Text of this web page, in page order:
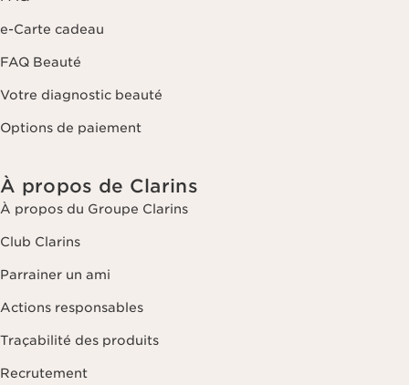
e-Carte cadeau
FAQ Beauté
Votre diagnostic beauté
Options de paiement
À propos de Clarins
À propos du Groupe Clarins
Club Clarins
Parrainer un ami
Actions responsables
Traçabilité des produits
Recrutement